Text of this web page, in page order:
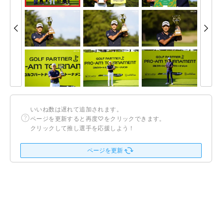
いいね数は遅れて追加されます。
ページを更新すると再度♡をクリックできます。
クリックして推し選手を応援しよう！
ページを更新